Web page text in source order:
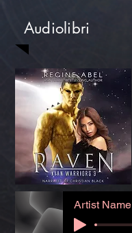
Audiolibri
Artist Name